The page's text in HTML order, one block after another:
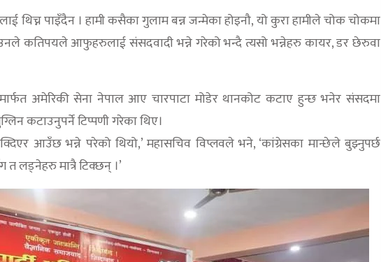
थिच्न पाइँदैन । हामी कसैका गुलाम बन्न जन्मेका होइनौ, यो कुरा हामीले चोक चोकमा
उनले कतिपयले आफुहरुलाई संसदवादी भन्ने गरेको भन्दै त्यसो भन्नेहरु कायर, डर छेरुवा
अमेरिकी सेना नेपाल आए चारपाटा मोडेर थानकोट कटाए हुन्छ भनेर संसदमा
कटाउनुपर्ने टिप्पणी गरेका थिए।
आउँछ भन्ने परेको थियो,’ महासचिव विप्लवले भने, ‘कांग्रेसका मान्छेले बुझ्नुपर्छ
त लड्नेहरु मात्रै टिक्छन् ।’